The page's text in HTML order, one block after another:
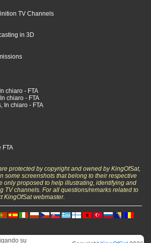
TV Channels
in 3D
chiaro - FTA
chiaro - FTA
In chiaro - FTA
FTA
protected by copyright and owned by KingOfSat,
some screenshots that belong to their respective
only proposed to help illustrating, identifying and
TV channels. For all questions/remarks related to
KingOfSat webmaster.
su